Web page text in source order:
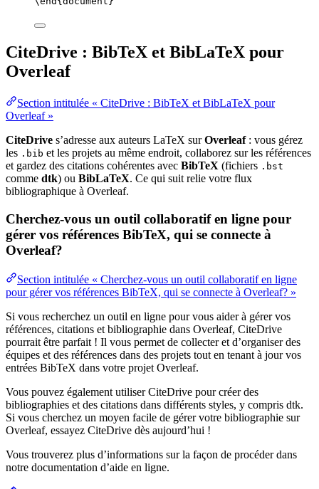
CiteDrive : BibTeX et BibLaTeX pour
Overleaf
Section intitulée « CiteDrive : BibTeX et BibLaTeX pour
Overleaf »
CiteDrive s’adresse aux auteurs LaTeX surOverleaf: vous gérez
les .bib et les projets au même endroit, collaborez sur les références
et gardez des citations cohérentes avec BibTeX (fichiers .bst
comme dtk) ou BibLaTeX. Ce qui suit relie votre flux
bibliographique à Overleaf.
Cherchez-vous un outil collaboratif en ligne pour
gérer vos références BibTeX, qui se connecte à
Overleaf?
Section intitulée « Cherchez-vous un outil collaboratif en ligne
pour gérer vos références BibTeX, qui se connecte à Overleaf? »
Si vous recherchez un outil en ligne pour vous aider à gérer vos
références, citations et bibliographie dans Overleaf, CiteDrive
pourrait être parfait ! Il vous permet de collecter et d’organiser des
équipes et des références dans des projets tout en tenant à jour vos
entrées BibTeX dans votre projet Overleaf.
Vous pouvez également utiliser CiteDrive pour créer des
bibliographies et des citations dans différents styles, y compris dtk.
Si vous cherchez un moyen facile de gérer votre bibliographie sur
Overleaf, essayez CiteDrive dès aujourd’hui !
Vous trouverez plus d’informations sur la façon de procéder dans
notre documentation d’aide en ligne.